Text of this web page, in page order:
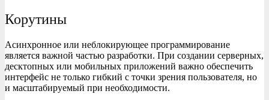
Корутины
Асинхронное или неблокирующее программирование
является важной частью разработки. При создании серверных,
десктопных или мобильных приложений важно обеспечить
интерфейс не только гибкий с точки зрения пользователя, но
и масштабируемый при необходимости.